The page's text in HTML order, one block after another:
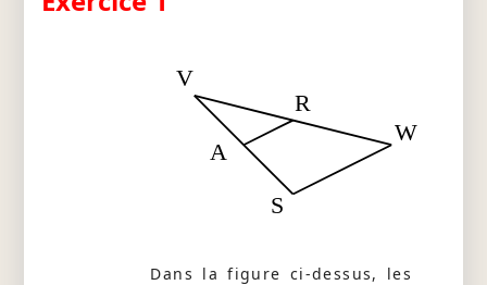
W
V
S
A
R
Dans la figure ci-dessus, les